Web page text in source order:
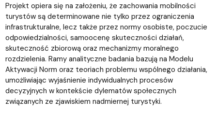
Projekt opiera się na założeniu, że zachowania mobilności
turystów są determinowane nie tylko przez ograniczenia
infrastrukturalne, lecz także przez normy osobiste, poczucie
odpowiedzialności, samoocenę skuteczności działań,
skuteczność zbiorową oraz mechanizmy moralnego
rozdzielenia. Ramy analityczne badania bazują na Modelu
Aktywacji Norm oraz teoriach problemu wspólnego działania,
umożliwiając wyjaśnienie indywidualnych procesów
decyzyjnych w kontekście dylematów społecznych
związanych ze zjawiskiem nadmiernej turystyki.